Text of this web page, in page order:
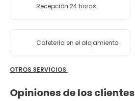
Recepción 24 horas
Cafetería en el alojamiento
OTROS SERVICIOS
Opiniones de los clientes